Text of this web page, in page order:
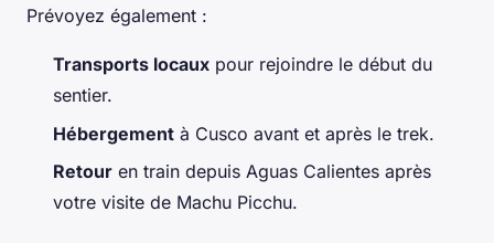
Prévoyez également :
Transports locaux pour rejoindre le début du
sentier.
Hébergement à Cusco avant et après le trek.
Retour en train depuis Aguas Calientes après
votre visite de Machu Picchu.